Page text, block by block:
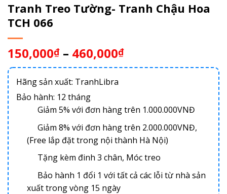
Tranh Treo Tường- Tranh Chậu Hoa
TCH 066
150,000₫ – 460,000₫
Hãng sản xuất: TranhLibra
Bảo hành: 12 tháng
Giảm 5% với đơn hàng trên 1.000.000VNĐ
Giảm 8% với đơn hàng trên 2.000.000VNĐ,
(Free lắp đặt trong nội thành Hà Nội)
Tặng kèm đinh 3 chân, Móc treo
Bảo hành 1 đổi 1 với tất cả các lỗi từ nhà sản
xuất trong vòng 15 ngày